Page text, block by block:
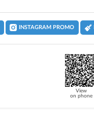
INSTAGRAM PROMO
View
on phone